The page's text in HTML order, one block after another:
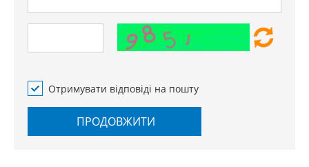
Отримувати відповіді на пошту
ПРОДОВЖИТИ